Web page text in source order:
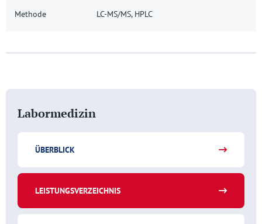
Labormedizin
ÜBERBLICK
LEISTUNGSVERZEICHNIS
Methode LC-MS/MS, HPLC